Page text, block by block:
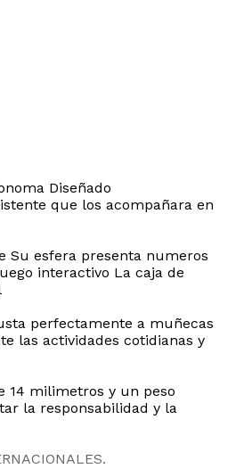
Diseñado
que los acompañara en
Su esfera presenta numeros
interactivo La caja de
perfectamente a muñecas
las actividades cotidianas y
14 milimetros y un peso
la responsabilidad y la